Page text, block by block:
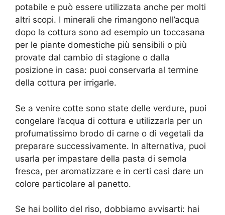
potabile e può essere utilizzata anche per molti
altri scopi. I minerali che rimangono nell’acqua
dopo la cottura sono ad esempio un toccasana
per le piante domestiche più sensibili o più
provate dal cambio di stagione o dalla
posizione in casa: puoi conservarla al termine
della cottura per irrigarle.
Se a venire cotte sono state delle verdure, puoi
congelare l’acqua di cottura e utilizzarla per un
profumatissimo brodo di carne o di vegetali da
preparare successivamente. In alternativa, puoi
usarla per impastare della pasta di semola
fresca, per aromatizzare e in certi casi dare un
colore particolare al panetto.
Se hai bollito del riso, dobbiamo avvisarti: hai